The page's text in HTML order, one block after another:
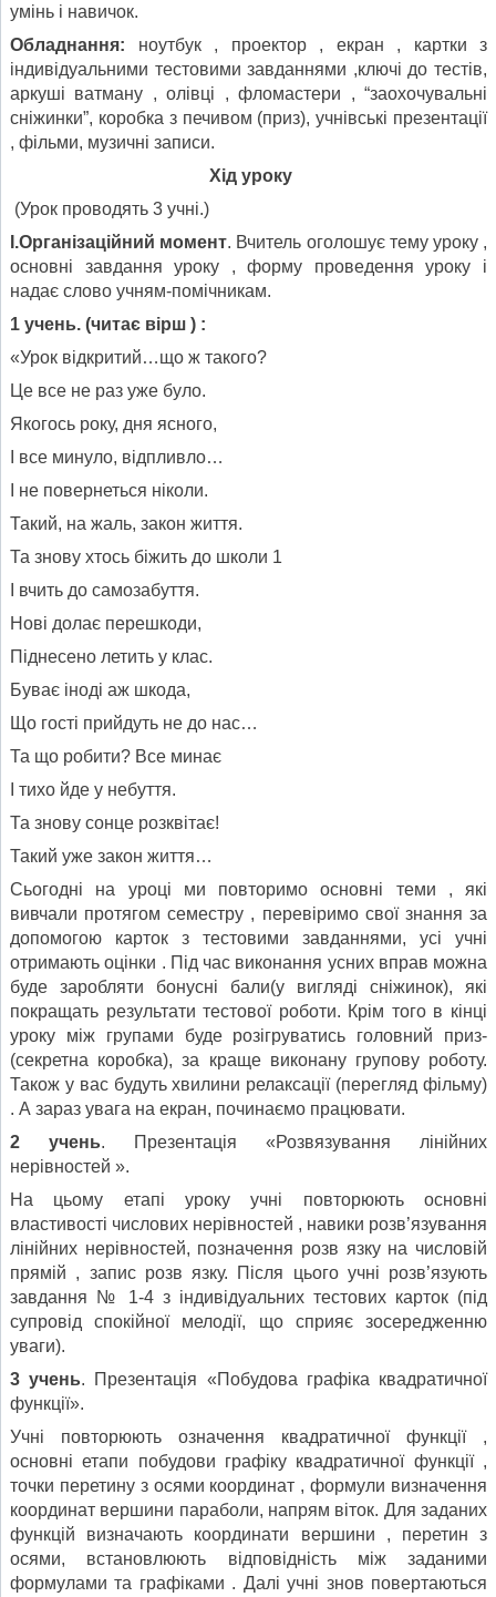
умінь і навичок.
Обладнання: ноутбук , проектор , екран , картки з
індивідуальними тестовими завданнями ,ключі до тестів,
аркуші ватману , олівці , фломастери , “заохочувальні
сніжинки”, коробка з печивом (приз), учнівські презентації
, фільми, музичні записи.
Хід уроку
(Урок проводять 3 учні.)
І.Організаційний момент. Вчитель оголошує тему уроку ,
основні завдання уроку , форму проведення уроку і
надає слово учням-помічникам.
1 учень. (читає вірш ) :
«Урок відкритий…що ж такого?
Це все не раз уже було.
Якогось року, дня ясного,
І все минуло, відпливло…
І не повернеться ніколи.
Такий, на жаль, закон життя.
Та знову хтось біжить до школи 1
І вчить до самозабуття.
Нові долає перешкоди,
Піднесено летить у клас.
Буває іноді аж шкода,
Що гості прийдуть не до нас…
Та що робити? Все минає
І тихо йде у небуття.
Та знову сонце розквітає!
Такий уже закон життя…
Сьогодні на уроці ми повторимо основні теми , які
вивчали протягом семестру , перевіримо свої знання за
допомогою карток з тестовими завданнями, усі учні
отримають оцінки . Під час виконання усних вправ можна
буде заробляти бонусні бали(у вигляді сніжинок), які
покращать результати тестової роботи. Крім того в кінці
уроку між групами буде розігруватись головний приз-
(секретна коробка), за краще виконану групову роботу.
Також у вас будуть хвилини релаксації (перегляд фільму)
. А зараз увага на екран, починаємо працювати.
2 учень. Презентація «Розвязування лінійних
нерівностей ».
На цьому етапі уроку учні повторюють основні
властивості числових нерівностей , навики розв’язування
лінійних нерівностей, позначення розв язку на числовій
прямій , запис розв язку. Після цього учні розв’язують
завдання № 1-4 з індивідуальних тестових карток (під
супровід спокійної мелодії, що сприяє зосередженню
уваги).
3 учень. Презентація «Побудова графіка квадратичної
функції».
Учні повторюють означення квадратичної функції ,
основні етапи побудови графіку квадратичної функції ,
точки перетину з осями координат , формули визначення
координат вершини параболи, напрям віток. Для заданих
функцій визначають координати вершини , перетин з
осями, встановлюють відповідність між заданими
формулами та графіками . Далі учні знов повертаються